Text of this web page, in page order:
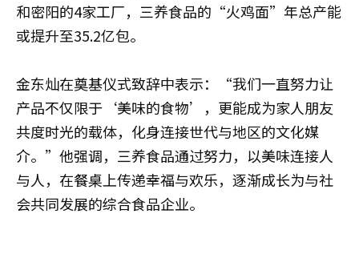
和密阳的4家工厂，三养食品的“火鸡面”年总产能
或提升至35.2亿包。
金东灿在奠基仪式致辞中表示：“我们一直努力让
产品不仅限于‘美味的食物’，更能成为家人朋友
共度时光的载体，化身连接世代与地区的文化媒
介。”他强调，三养食品通过努力，以美味连接人
与人，在餐桌上传递幸福与欢乐，逐渐成长为与社
会共同发展的综合食品企业。